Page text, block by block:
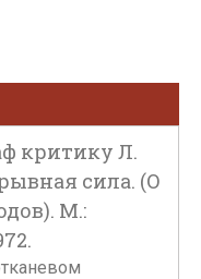
критику Л.
сила. (О
М.: